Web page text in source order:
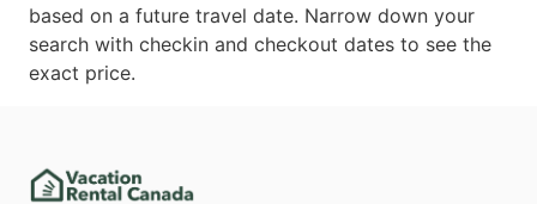
based on a future travel date. Narrow down your
search with checkin and checkout dates to see the
exact price.